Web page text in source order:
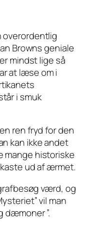
overordentlig
Browns geniale
mindst lige så
at læse om i
i smuk
ren fryd for den
kan ikke andet
mange historiske
ud af ærmet.
værd, og
vil man
dæmoner ”.